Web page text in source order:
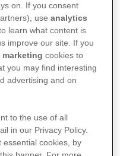
da Komen
le donne con
circa
la malattia in
grazie ai nuovi
on. If you consent
useanalytics
learn what content is
improve our site. If you
marketing cookies to
you may find interesting
advertising and on
to the use of all
in our Privacy Policy.
essential cookies, by